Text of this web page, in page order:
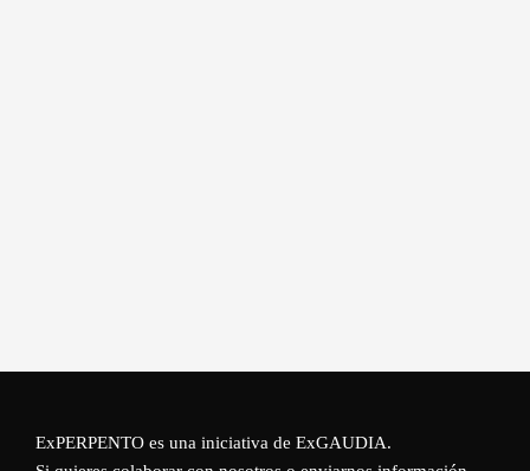
ExPERPENTO es una iniciativa de ExGAUDIA.